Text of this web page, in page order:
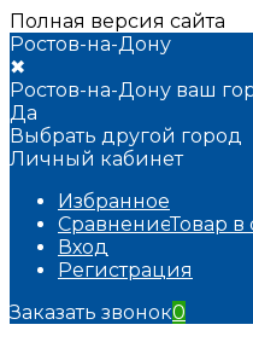
Полная версия сайта
Ростов-на-Дону
✖
Ростов-на-Дону ваш
Да
Выбрать другой город
Личный кабинет
Избранное
СравнениеТовар
Вход
Регистрация
Заказать звонок0